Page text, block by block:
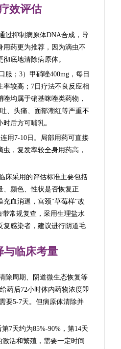
效评估
过抑制病原体DNA合成，导
用药更为推荐，因为滴虫不
底地清除病原体。
服；3）甲硝唑400mg，每日
较高；7日疗法不良反应相
均属于硝基咪唑类药物，
、头痛、面部潮红等严重不
后方可哺乳。
用7-10日。局部用药可直接
，复发率较全身用药高，
床采用的评估标准主要包括
、颜色、性状是否恢复正
充血消退，宫颈"草莓样"改
常规复查，采用生理盐水
复感染者，建议进行阴道毛
与临床考量
除周期、阴道微生态恢复等
药后72小时体内药物浓度即
要5-7天。但病原体清除并
7天约为85%-90%，第14天
活和繁殖，需要一定时间